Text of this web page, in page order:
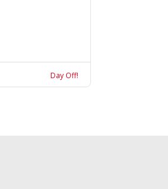
Day Off!